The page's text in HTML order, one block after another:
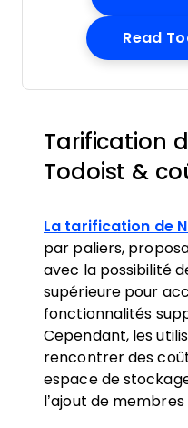
Read
Tarification
Todoist &
La tarification de
par paliers,
avec la possibilité
supérieure pour
fonctionnalités
Cependant, les
rencontrer des
espace de
l’ajout de membres